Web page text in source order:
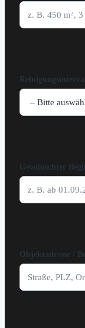
Gewünschter
Objektadresse /